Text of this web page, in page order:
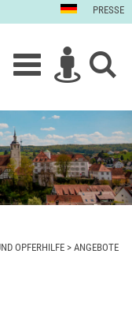
PRESSE
OPFERHILFE > ANGEBOTE